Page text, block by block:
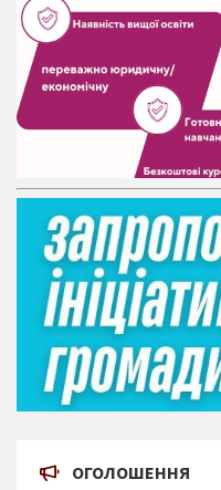
ОГОЛОШЕННЯ